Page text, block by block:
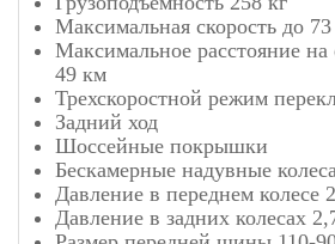
Максимальная скорость до
Максимальное расстояние на
49 км
Трехскоростной режим
Задний ход
Шоссейные покрышки
Бескамерные надувные
Давление в переднем колесе
Давление в задних колесах